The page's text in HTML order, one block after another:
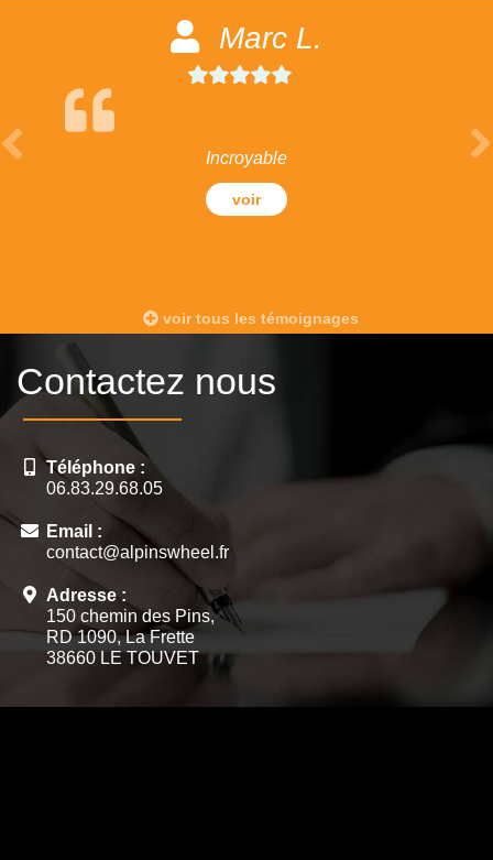
Marc L.
Incroyable
voir
voir tous les témoignages
Contactez nous
Téléphone :
06.83.29.68.05
Email :
contact@alpinswheel.fr
Adresse :
150 chemin des Pins,
RD 1090, La Frette
38660 LE TOUVET